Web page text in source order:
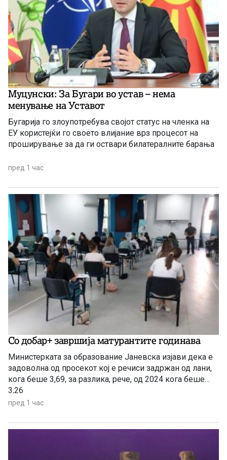
Муцунски: За Бугари во устав – нема
менување на Уставот
Бугарија го злоупотребува својот статус на членка на
ЕУ користејќи го своето влијание врз процесот на
проширување за да ги оствари билатералните барања
пред 1 час
Со добар+ завршија матурантите годинава
Министерката за образование Јаневска изјави дека е
задоволна од просекот кој е речиси задржан од лани,
кога беше 3,69, за разлика, рече, од 2024 кога беше
3,26
пред 1 час